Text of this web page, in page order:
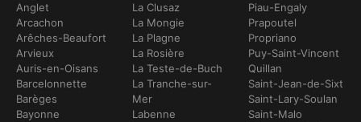
Anglet
Arcachon
Arêches-Beaufort
Arvieux
Auris-en-Oisans
Barcelonnette
Barèges
Bayonne
La Clusaz
La Mongie
La Plagne
La Rosière
La Teste-de-Buch
La Tranche-sur-
Mer
Labenne
Piau-Engaly
Prapoutel
Propriano
Puy-Saint-Vincent
Quillan
Saint-Jean-de-Sixt
Saint-Lary-Soulan
Saint-Malo